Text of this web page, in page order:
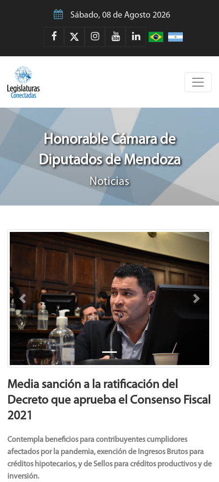
Sábado, 08 de Agosto 2026
Honorable Cámara de
Diputados de Mendoza
Noticias
Previous Next
Media sanción a la ratificación del
Decreto que aprueba el Consenso Fiscal
2021
Contempla beneficios para contribuyentes cumplidores
afectados por la pandemia, exención de Ingresos Brutos para
créditos hipotecarios, y de Sellos para créditos productivos y de
inversión.